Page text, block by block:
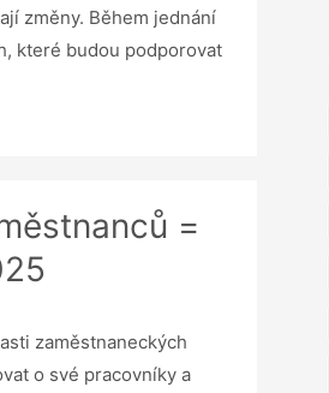
změny. Během jednání
které budou podporovat
=
zaměstnaneckých
o své pracovníky a